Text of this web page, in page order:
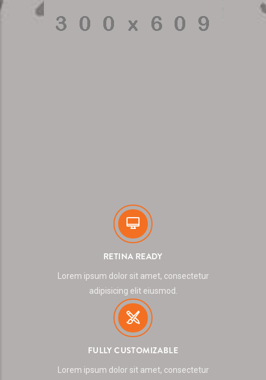
RETINA READY
Lorem ipsum dolor sit amet, consectetur
adipisicing elit eiusmod.
FULLY CUSTOMIZABLE
Lorem ipsum dolor sit amet, consectetur